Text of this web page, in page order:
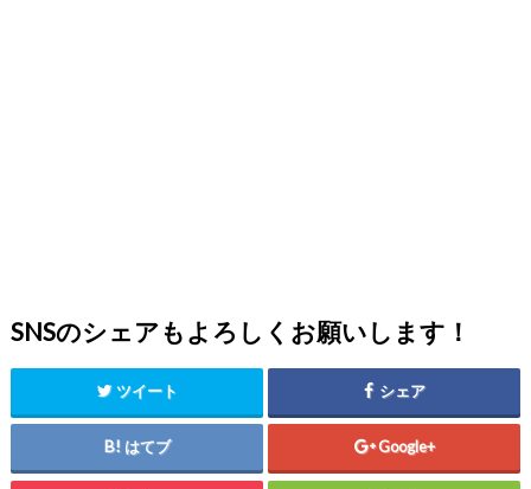
SNSのシェアもよろしくお願いします！
ツイート シェア
はてブ Google+